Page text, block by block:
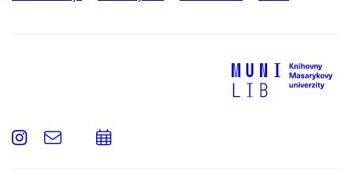
Instagram
e-
Přidat